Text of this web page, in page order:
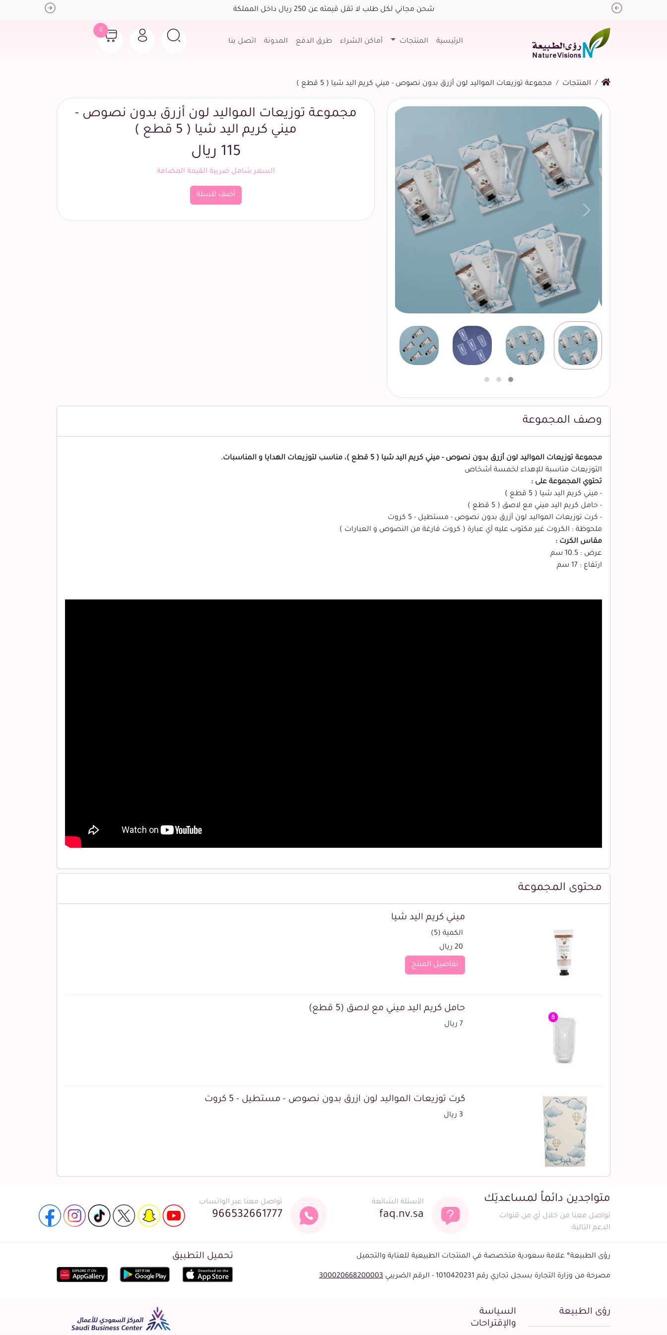
شحن مجاني لكل طلب لا تقل قيمته عن 250 ريال داخل المملكة
Previous
Next
الرئيسية المنتجات أماكن الشراء طرق الدفع المدونة اتصل بنا
0
المنتجات مجموعة توزيعات المواليد لون أزرق بدون نصوص - ميني كريم اليد شيا ( 5 قطع )
التالي السابق
مجموعة توزيعات المواليد لون أزرق بدون نصوص -
ميني كريم اليد شيا ( 5 قطع )
115 ريال
السعر شامل ضريبة القيمة المضافة
أضف للسلة
وصف المجموعة
مجموعة توزيعات المواليد لون أزرق بدون نصوص - ميني كريم اليد شيا ( 5 قطع )، مناسب لتوزيعات الهدايا و المناسبات.
التوزيعات مناسبة للإهداء لخمسة أشخاص
تحتوي المجموعة على :
- ميني كريم اليد شيا ( 5 قطع )
- حامل كريم اليد ميني مع لاصق ( 5 قطع )
- كرت توزيعات المواليد لون أزرق بدون نصوص - مستطيل - 5 كروت
ملحوظة : الكروت غير مكتوب عليه أي عبارة ( كروت فارغة من النصوص و العبارات )
مقاس الكرت :
عرض : 10.5 سم
ارتفاع : 17 سم
محتوى المجموعة
ميني كريم اليد شيا
الكمية (5)
20 ريال
تفاصيل المنتج
حامل كريم اليد ميني مع لاصق (5 قطع)
7 ريال
كرت توزيعات المواليد لون ازرق بدون نصوص - مستطيل - 5 كروت
3 ريال
متواجدين دائماً لمساعدتِك
تواصل معنا من خلال أي من قنوات
الدعم التالية:
الأسئلة الشائعة
faq.nv.sa
تواصل معنا عبر الواتساب
966532661777
رؤى الطبيعة® علامة سعودية متخصصة في المنتجات الطبيعية للعناية والتجميل
مصرحة من وزارة التجارة بسجل تجاري رقم 1010420231 - الرقم الضريبي 300020668200003
تحميل التطبيق
رؤى الطبيعة
السياسة
والإقتراحات